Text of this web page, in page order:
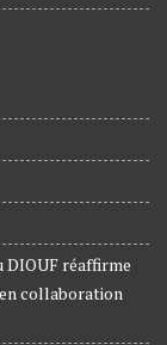
DIOUF réaffirme
collaboration